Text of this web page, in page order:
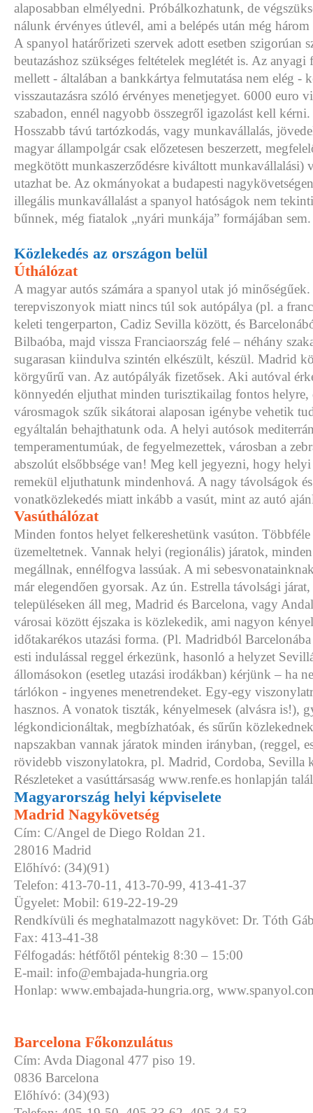
alaposabban elmélyedni. Próbálkozhatunk, de
nálunk érvényes útlevél, ami a belépés után még
A spanyol határőrizeti szervek adott esetben szigorúan
beutazáshoz szükséges feltételek meglétét is. Az anyagi
mellett - általában a bankkártya felmutatása nem elég -
visszautazásra szóló érvényes menetjegyet. 6000 euro
szabadon, ennél nagyobb összegről igazolást kell kérni.
Hosszabb távú tartózkodás, vagy munkavállalás,
magyar állampolgár csak előzetesen beszerzett,
megkötött munkaszerződésre kiváltott munkavállalási)
utazhat be. Az okmányokat a budapesti
illegális munkavállalást a spanyol hatóságok nem
bűnnek, még fiatalok „nyári munkája” formájában sem.
Közlekedés az országon belül
Úthálózat
A magyar autós számára a spanyol utak jó
terepviszonyok miatt nincs túl sok autópálya (pl. a
keleti tengerparton, Cadiz Sevilla között, és
Bilbaóba, majd vissza Franciaország felé – néhány
sugarasan kiindulva szintén elkészült, készül. Madrid
körgyűrű van. Az autópályák fizetősek. Aki autóval
könnyedén eljuthat minden turisztikailag fontos helyre,
városmagok szűk sikátorai alaposan igénybe vehetik
egyáltalán behajthatunk oda. A helyi autósok
temperamentumúak, de fegyelmezettek, városban a
abszolút elsőbbsége van! Meg kell jegyezni, hogy helyi
remekül eljuthatunk mindenhová. A nagy távolságok
vonatközlekedés miatt inkább a vasút, mint az autó
Vasúthálózat
Minden fontos helyet felkereshetünk vasúton.
üzemeltetnek. Vannak helyi (regionális) járatok,
megállnak, ennélfogva lassúak. A mi
már elegendően gyorsak. Az ún. Estrella távolsági
településeken áll meg, Madrid és Barcelona, vagy
városai között éjszaka is közlekedik, ami nagyon
időtakarékos utazási forma. (Pl. Madridból
esti indulással reggel érkezünk, hasonló a helyzet
állomásokon (esetleg utazási irodákban) kérjünk – ha
tárlókon - ingyenes menetrendeket. Egy-egy
hasznos. A vonatok tiszták, kényelmesek (alvásra is!),
légkondicionáltak, megbízhatóak, és sűrűn
napszakban vannak járatok minden irányban, (reggel,
rövidebb viszonylatokra, pl. Madrid, Cordoba, Sevilla
Részleteket a vasúttársaság www.renfe.es honlapján
Magyarország helyi képviselete
Madrid Nagykövetség
Cím: C/Angel de Diego Roldan 21.
28016 Madrid
Előhívó: (34)(91)
Telefon: 413-70-11, 413-70-99, 413-41-37
Ügyelet: Mobil: 619-22-19-29
Rendkívüli és meghatalmazott nagykövet: Dr. Tóth
Fax: 413-41-38
Félfogadás: hétfőtől péntekig 8:30 – 15:00
E-mail: info@embajada-hungria.org
Honlap: www.embajada-hungria.org,
Barcelona Főkonzulátus
Cím: Avda Diagonal 477 piso 19.
0836 Barcelona
Előhívó: (34)(93)